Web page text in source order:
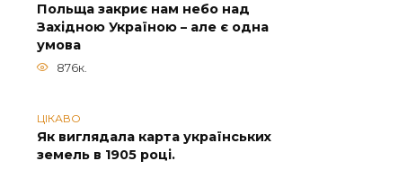
Польща закриє нам небо над
Західною Україною – але є одна
умова
876к.
ЦІКАВО
Як виглядала карта українських
земель в 1905 році.